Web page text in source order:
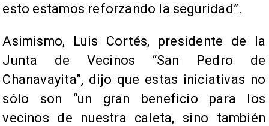
esto estamos reforzando la seguridad”.
Asimismo, Luis Cortés, presidente de la
Junta de Vecinos “San Pedro de
Chanavayita”, dijo que estas iniciativas no
sólo son “un gran beneficio para los
vecinos de nuestra caleta, sino también